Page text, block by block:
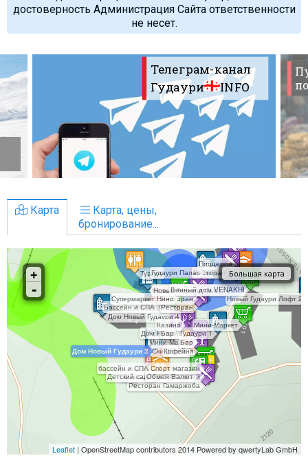
достоверность Администрация Сайта ответственности
не несет.
Телеграм-канал
Гудаури
INFO
Карта
Карта, цены,
бронирование...